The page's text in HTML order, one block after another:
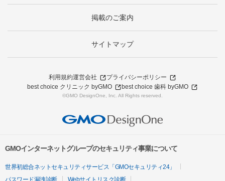
掲載のご案内
サイトマップ
利用規約運営会社
プライバシーポリシー
best choice クリニック byGMO
best choice 歯科 byGMO
©GMO DesignOne, Inc. All Rights reserved.
GMOインターネットグループのセキュリティ事業について
世界初総合ネットセキュリティサービス「GMOセキュリティ24」
パスワード漏洩診断
Webサイトリスク診断